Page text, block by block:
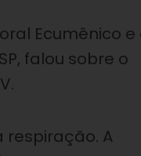
Ecumênico e
falou sobre o
A